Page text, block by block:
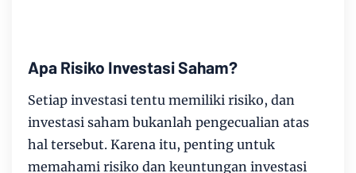
Apa Risiko Investasi Saham?
Setiap investasi tentu memiliki risiko, dan
investasi saham bukanlah pengecualian atas
hal tersebut. Karena itu, penting untuk
memahami risiko dan keuntungan investasi